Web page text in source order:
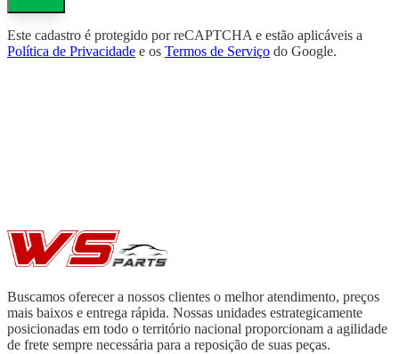
Este cadastro é protegido por reCAPTCHA e estão aplicáveis a
Política de Privacidade e os Termos de Serviço do Google.
Buscamos oferecer a nossos clientes o melhor atendimento, preços
mais baixos e entrega rápida. Nossas unidades estrategicamente
posicionadas em todo o território nacional proporcionam a agilidade
de frete sempre necessária para a reposição de suas peças.